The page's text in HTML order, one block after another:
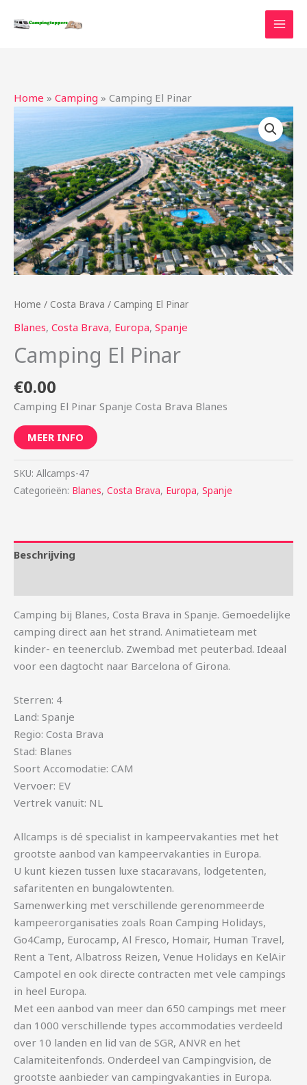
naar
Home » Camping » Camping El Pinar
Home / Costa Brava / Camping El Pinar
Blanes, Costa Brava, Europa, Spanje
Camping El Pinar
€0.00
Camping El Pinar Spanje Costa Brava Blanes
MEER INFO
SKU: Allcamps-47
Categorieën: Blanes, Costa Brava, Europa, Spanje
Beschrijving
Camping bij Blanes, Costa Brava in Spanje. Gemoedelijke
camping direct aan het strand. Animatieteam met
kinder- en teenerclub. Zwembad met peuterbad. Ideaal
voor een dagtocht naar Barcelona of Girona.
Sterren: 4
Land: Spanje
Regio: Costa Brava
Stad: Blanes
Soort Accomodatie: CAM
Vervoer: EV
Vertrek vanuit: NL
Allcamps is dé specialist in kampeervakanties met het
grootste aanbod van kampeervakanties in Europa.
U kunt kiezen tussen luxe stacaravans, lodgetenten,
safaritenten en bungalowtenten.
Samenwerking met verschillende gerenommeerde
kampeerorganisaties zoals Roan Camping Holidays,
Go4Camp, Eurocamp, Al Fresco, Homair, Human Travel,
Rent a Tent, Albatross Reizen, Venue Holidays en KelAir
Campotel en ook directe contracten met vele campings
in heel Europa.
Met een aanbod van meer dan 650 campings met meer
dan 1000 verschillende types accommodaties verdeeld
over 10 landen en lid van de SGR, ANVR en het
Calamiteitenfonds. Onderdeel van Campingvision, de
grootste aanbieder van campingvakanties in Europa.